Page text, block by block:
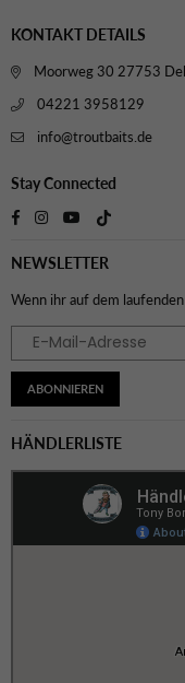
KONTAKT DETAILS
Moorweg 30 27753
04221 3958129
info@troutbaits.de
Stay Connected
FacebookInstagram
YouTube
NEWSLETTER
Wenn ihr auf dem
ABONNIEREN
HÄNDLERLISTE